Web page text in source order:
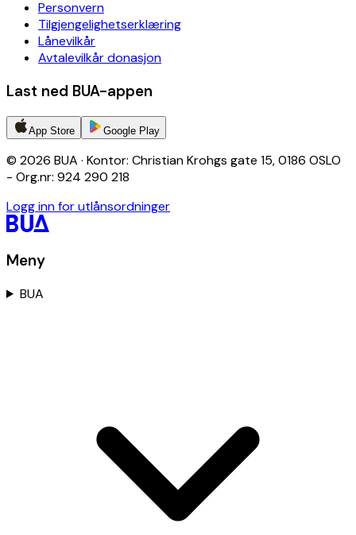
Personvern
Tilgjengelighetserklæring
Lånevilkår
Avtalevilkår donasjon
Last ned BUA-appen
App Store Google Play
© 2026 BUA · Kontor: Christian Krohgs gate 15, 0186 OSLO
- Org.nr: 924 290 218
Logg inn for utlånsordninger
Meny
BUA